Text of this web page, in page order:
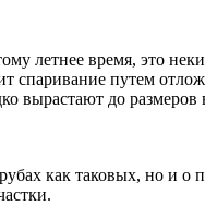
летнее время, это
путем
вырастают до
как таковых, но и о